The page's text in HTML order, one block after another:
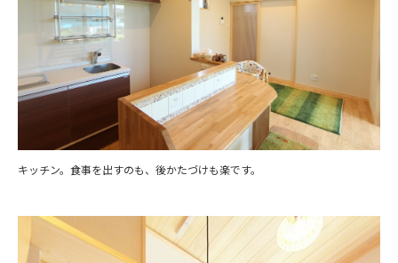
キッチン。食事を出すのも、後かたづけも楽です。